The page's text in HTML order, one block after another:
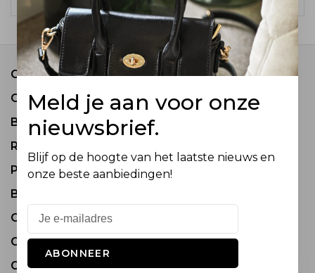
Contact
Over ons
Bestel informatie
Retourneren
Privacy Policy
Betaalmethode
Onderhoud van Tassen
COME JOIN OUR TEAM
Groothandel in tassen en accessoires
Meld je aan voor onze
nieuwsbrief.
Blijf op de hoogte van het laatste nieuws en
onze beste aanbiedingen!
ABONNEER